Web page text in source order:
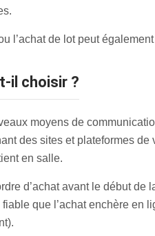
l’achat de lot peut
il choisir ?
moyens de
des sites et plateformes
en salle.
d’achat avant le début
que l’achat enchère